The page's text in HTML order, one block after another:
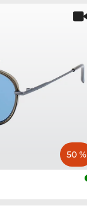
50 %